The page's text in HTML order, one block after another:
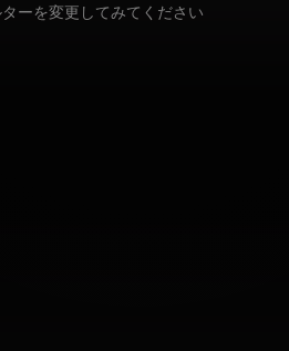
ーを変更してみてください